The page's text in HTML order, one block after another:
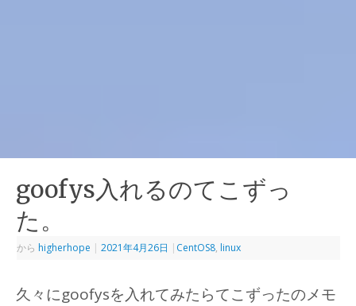
goofys入れるのてこずっ
た。
から higherhope | 2021年4月26日 | CentOS8, linux
久々にgoofysを入れてみたらてこずったのメモ